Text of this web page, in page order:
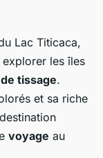
Lac Titicaca,
les îles
tissage.
et sa riche
voyage au